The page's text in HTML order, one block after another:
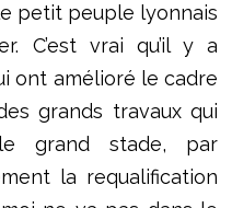
petit peuple lyonnais
C’est vrai qu’il y a
ont amélioré le cadre
grands travaux qui
grand stade, par
la requalification